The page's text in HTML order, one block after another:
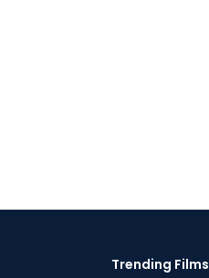
Trending Films